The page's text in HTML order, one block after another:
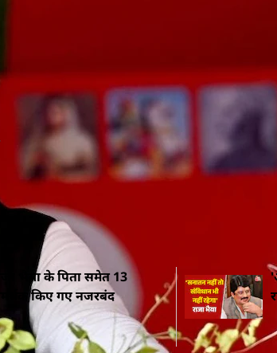
समर्थन में जनसभा को संबोधित करनेप्रतापगढ़
राम सिंह पटेल, आरके वर्मा समेत कई लोग
जो नाराज थे, अब तो उनका भी समर्थन मिल
सिंह पटेल का जीतना तय है.
में रोते हुए बोले BJP प्रत्याशी संगमलाल
राजा भैया के पिता समेत 13
समर्थक किए गए नजरबंद